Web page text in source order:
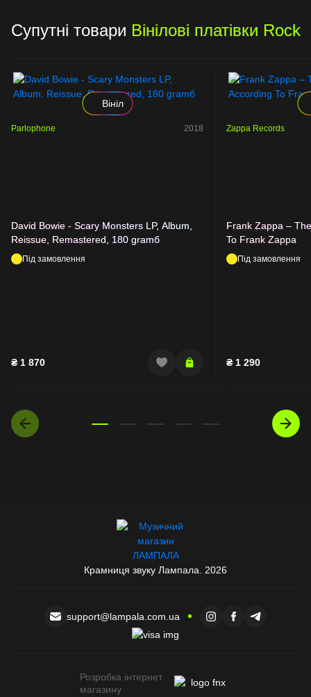
Супутні товари Вінілові платівки Rock
Вініл
Parlophone 2018
David Bowie - Scary Monsters LP, Album,
Reissue, Remastered, 180 gramб
Під замовлення
₴ 1 870
Zappa Records
Frank Zappa –
To Frank Zappa
Під замовлення
₴ 1 290
Крамниця звуку Лампала. 2026
support@lampala.com.ua
Розробка інтернет
магазину